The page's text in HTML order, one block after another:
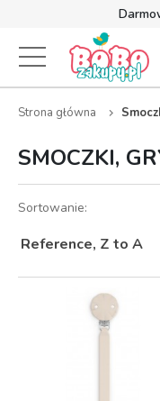
Strona główna
SMOCZKI,
Sortowanie: